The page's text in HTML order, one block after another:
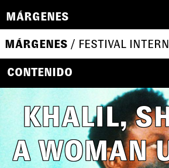
MÁRGENES
MÁRGENES / FESTIVAL
CONTENIDO
KHALIL,
A WOMAN